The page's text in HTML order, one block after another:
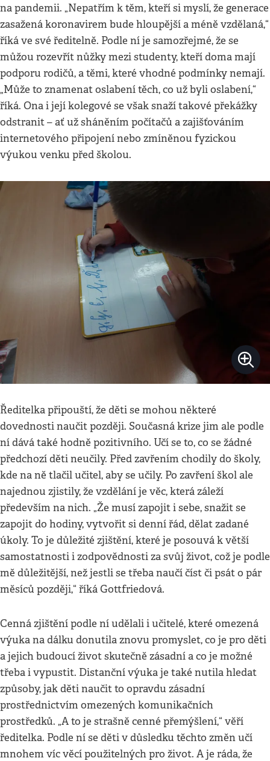
na pandemii. „Nepatřím k těm, kteří si myslí, že generace
zasažená koronavirem bude hloupější a méně vzdělaná,“
říká ve své ředitelně. Podle ní je samozřejmé, že se
můžou rozevřít nůžky mezi studenty, kteří doma mají
podporu rodičů, a těmi, které vhodné podmínky nemají.
„Může to znamenat oslabení těch, co už byli oslabení,“
říká. Ona i její kolegové se však snaží takové překážky
odstranit – ať už sháněním počítačů a zajišťováním
internetového připojení nebo zmíněnou fyzickou
výukou venku před školou.
Ředitelka připouští, že děti se mohou některé
dovednosti naučit později. Současná krize jim ale podle
ní dává také hodně pozitivního. Učí se to, co se žádné
předchozí děti neučily. Před zavřením chodily do školy,
kde na ně tlačil učitel, aby se učily. Po zavření škol ale
najednou zjistily, že vzdělání je věc, která záleží
především na nich. „Že musí zapojit i sebe, snažit se
zapojit do hodiny, vytvořit si denní řád, dělat zadané
úkoly. To je důležité zjištění, které je posouvá k větší
samostatnosti i zodpovědnosti za svůj život, což je podle
mě důležitější, než jestli se třeba naučí číst či psát o pár
měsíců později,“ říká Gottfriedová.
Cenná zjištění podle ní udělali i učitelé, které omezená
výuka na dálku donutila znovu promyslet, co je pro děti
a jejich budoucí život skutečně zásadní a co je možné
třeba i vypustit. Distanční výuka je také nutila hledat
způsoby, jak děti naučit to opravdu zásadní
prostřednictvím omezených komunikačních
prostředků. „A to je strašně cenné přemýšlení,“ věří
ředitelka. Podle ní se děti v důsledku těchto změn učí
mnohem víc věcí použitelných pro život. A je ráda, že